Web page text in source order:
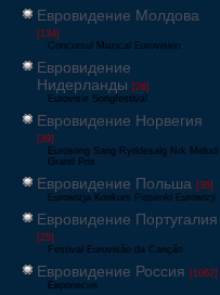
Евровидение Молдова
[134]
Concursul Muzical Eurovision
Евровидение
Нидерланды [26]
Eurovisie Songfestival
Евровидение Норвегия
[39]
Eurosong Sang Ryddesalg Nrk Melodi
Grand Prix
Евровидение Польша [36]
Eurowizja Konkurs Piosenki Eurowizji
Евровидение Португалия
[25]
Festival Eurovisão da Canção
Евровидение Россия [1062]
Европесня